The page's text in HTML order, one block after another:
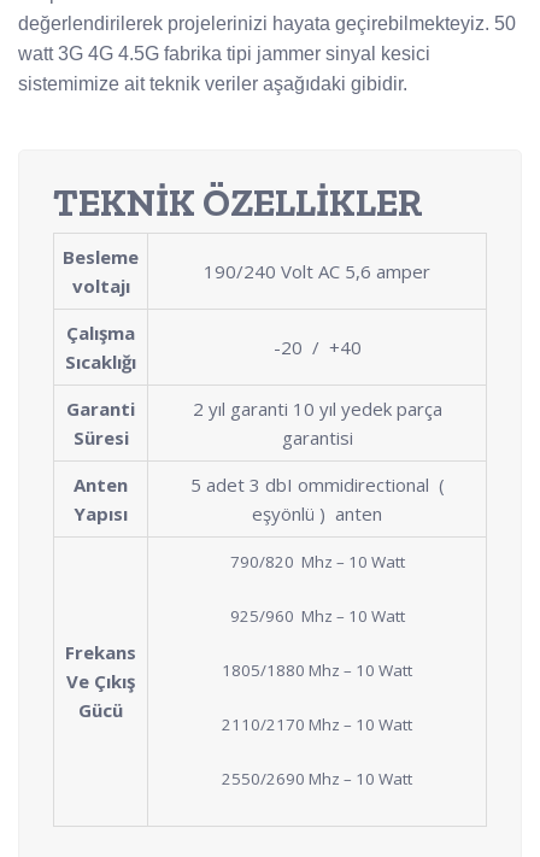
değerlendirilerek projelerinizi hayata geçirebilmekteyiz. 50
watt 3G 4G 4.5G fabrika tipi jammer sinyal kesici
sistemimize ait teknik veriler aşağıdaki gibidir.
TEKNİK ÖZELLİKLER
Besleme
voltajı
190/240 Volt AC 5,6 amper
Çalışma
Sıcaklığı
-20 / +40
Garanti
Süresi
2 yıl garanti 10 yıl yedek parça
garantisi
Anten
Yapısı
5 adet 3 dbI ommidirectional (
eşyönlü ) anten
Frekans
Ve Çıkış
Gücü
790/820 Mhz – 10 Watt
925/960 Mhz – 10 Watt
1805/1880 Mhz – 10 Watt
2110/2170 Mhz – 10 Watt
2550/2690 Mhz – 10 Watt